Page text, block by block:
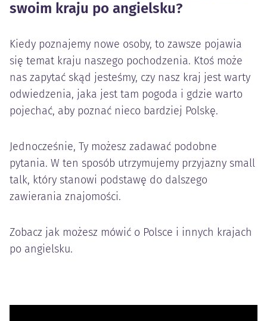
swoim kraju po angielsku?
Kiedy poznajemy nowe osoby, to zawsze pojawia
się temat kraju naszego pochodzenia. Ktoś może
nas zapytać skąd jesteśmy, czy nasz kraj jest warty
odwiedzenia, jaka jest tam pogoda i gdzie warto
pojechać, aby poznać nieco bardziej Polskę.
Jednocześnie, Ty możesz zadawać podobne
pytania. W ten sposób utrzymujemy przyjazny small
talk, który stanowi podstawę do dalszego
zawierania znajomości.
Zobacz jak możesz mówić o Polsce i innych krajach
po angielsku.